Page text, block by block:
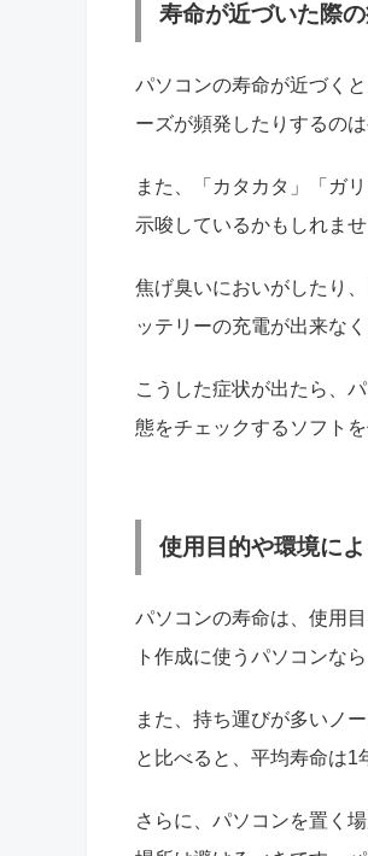
寿命が近づいた際
パソコンの寿命が近づく
ーズが頻発したりするのは
また、「カタカタ」「ガ
示唆しているかもしれませ
焦げ臭いにおいがしたり
ッテリーの充電が出来な
こうした症状が出たら、
態をチェックするソフト
使用目的や環境に
パソコンの寿命は、使用
ト作成に使うパソコンな
また、持ち運びが多いノ
と比べると、平均寿命は1
さらに、パソコンを置く